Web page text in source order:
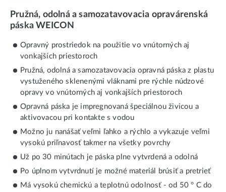
Pružná, odolná a samozatavovacia opravárenská
páska WEICON
Opravný prostriedok na použitie vo vnútorných aj
vonkajších priestoroch
Pružná, odolná a samozatavovacia opravná páska z plastu
vystuženého sklenenými vláknami pre rýchle núdzové
opravy vo vnútorných aj vonkajších priestoroch
Opravná páska je impregnovaná špeciálnou živicou a
aktivovacou pri kontakte s vodou
Možno ju nanášať veľmi ľahko a rýchlo a vykazuje veľmi
vysokú priľnavosť takmer na všetky povrchy
Už po 30 minútach je páska plne vytvrdená a odolná
Po úplnom vytvrdnutí je možné materiál brúsiť a pretrieť
Má vysokú chemickú a teplotnú odolnosť - od 50 ° C do